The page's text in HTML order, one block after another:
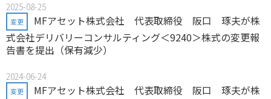
2025-08-25
変更
MFアセット株式会社 代表取締役 阪口 琢夫が株
式会社デリバリーコンサルティング＜9240＞株式の変更報
告書を提出（保有減少）
2024-06-24
変更
MFアセット株式会社 代表取締役 阪口 琢夫が株